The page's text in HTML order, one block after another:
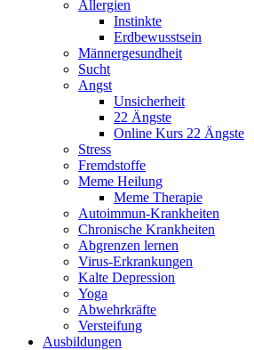
Allergien
Instinkte
Erdbewusstsein
Männergesundheit
Sucht
Angst
Unsicherheit
22 Ängste
Online Kurs 22 Ängste
Stress
Fremdstoffe
Meme Heilung
Meme Therapie
Autoimmun-Krankheiten
Chronische Krankheiten
Abgrenzen lernen
Virus-Erkrankungen
Kalte Depression
Yoga
Abwehrkräfte
Versteifung
Ausbildungen